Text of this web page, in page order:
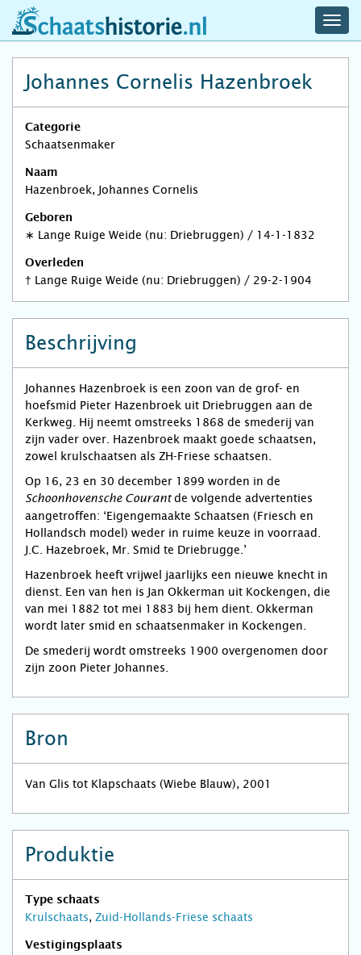
schaatshistorie.nl
Johannes Cornelis Hazenbroek
Categorie
Schaatsenmaker
Naam
Hazenbroek, Johannes Cornelis
Geboren
∗ Lange Ruige Weide (nu: Driebruggen) / 14-1-1832
Overleden
† Lange Ruige Weide (nu: Driebruggen) / 29-2-1904
Beschrijving
Johannes Hazenbroek is een zoon van de grof- en
hoefsmid Pieter Hazenbroek uit Driebruggen aan de
Kerkweg. Hij neemt omstreeks 1868 de smederij van
zijn vader over. Hazenbroek maakt goede schaatsen,
zowel krulschaatsen als ZH-Friese schaatsen.
Op 16, 23 en 30 december 1899 worden in de
Schoonhovensche Courantde volgende advertenties
aangetroffen: ‘Eigengemaakte Schaatsen (Friesch en
Hollandsch model) weder in ruime keuze in voorraad.
J.C. Hazebroek, Mr. Smid te Driebrugge.’
Hazenbroek heeft vrijwel jaarlijks een nieuwe knecht in
dienst. Een van hen is Jan Okkerman uit Kockengen, die
van mei 1882 tot mei 1883 bij hem dient. Okkerman
wordt later smid en schaatsenmaker in Kockengen.
De smederij wordt omstreeks 1900 overgenomen door
zijn zoon Pieter Johannes.
Bron
Van Glis tot Klapschaats (Wiebe Blauw), 2001
Produktie
Type schaats
Krulschaats, Zuid-Hollands-Friese schaats
Vestigingsplaats